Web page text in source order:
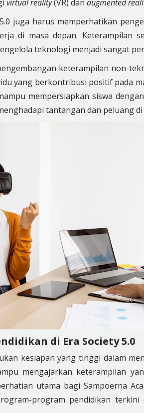
virtual reality(VR) dan augmented
juga harus memperhatikan
di masa depan. Keterampilan
teknologi menjadi sangat
keterampilan non-
yang berkontribusi positif pada
mempersiapkan siswa
tantangan dan peluang di
di Era Society 5.0
kesiapan yang tinggi dalam
mengajarkan keterampilan
utama bagi Sampoerna
program pendidikan